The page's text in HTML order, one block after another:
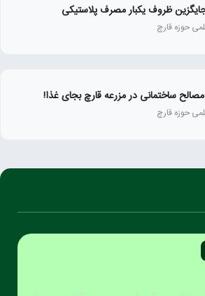
ظروف یکبار مصرف پلاستیکی
حوزه قارچ
مصالح ساختمانی در مزرعه قارچ بجای غذا!
حوزه قارچ